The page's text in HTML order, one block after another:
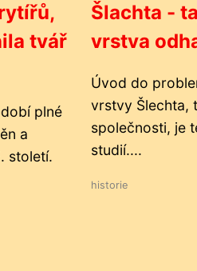
tvář
plné
a
století.
Šlachta -
vrstva
Úvod do
vrstvy Šlechta,
společnosti, je
studií....
historie